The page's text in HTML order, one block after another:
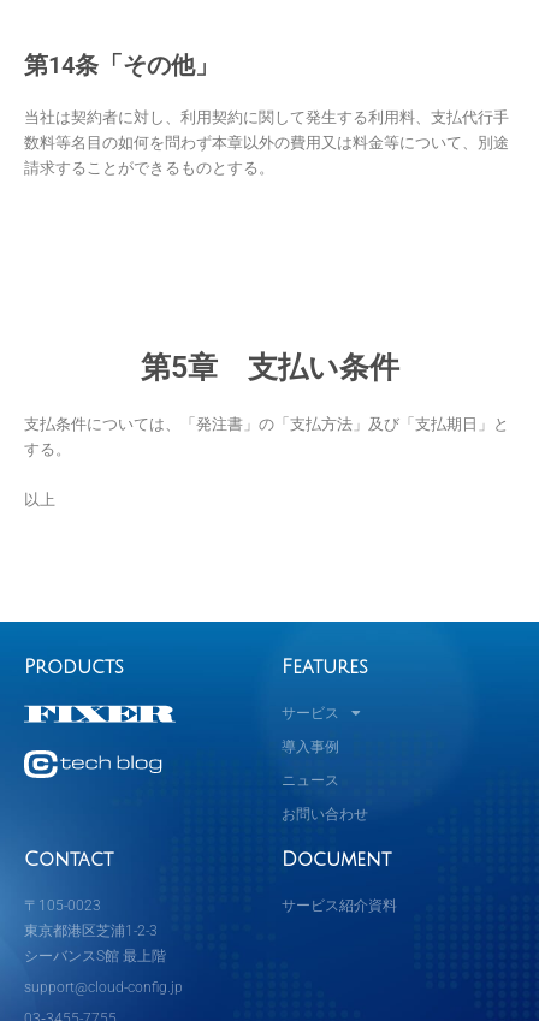
第14条「その他」
当社は契約者に対し、利用契約に関して発生する利用料、支払代行手
数料等名目の如何を問わず本章以外の費用又は料金等について、別途
請求することができるものとする。
第5章 支払い条件
支払条件については、「発注書」の「支払方法」及び「支払期日」と
する。
以上
Products Features
サービス
導入事例
ニュース
お問い合わせ
Contact
〒105-0023
東京都港区芝浦1-2-3
シーバンスS館 最上階
support@cloud-config.jp
Document
サービス紹介資料